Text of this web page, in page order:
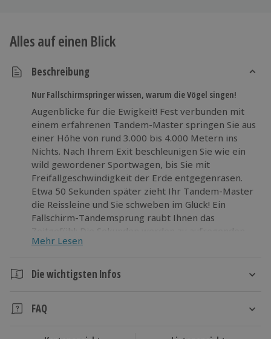
Alles auf einen Blick
Beschreibung
Nur Fallschirmspringer wissen, warum die Vögel singen!
Augenblicke für die Ewigkeit! Fest verbunden mit
einem erfahrenen Tandem-Master springen Sie aus
einer Höhe von rund 3.000 bis 4.000 Metern ins
Nichts. Nach Ihrem Exit beschleunigen Sie wie ein
wild gewordener Sportwagen, bis Sie mit
Freifallgeschwindigkeit der Erde entgegenrasen.
Etwa 50 Sekunden später zieht Ihr Tandem-Master
die Reissleine und Sie schweben im Glück! Ein
Fallschirm-Tandemsprung raubt Ihnen das
Zeitgefühl: Die Sekunden werden zu aufregenden
Stunden. Aber kein Problem – denn mit Ihrem
Zeitrechung.
Mehr Lesen
Die wichtigsten Infos
Planen Sie für Ihre Anwesenheit an der "Drop Zone"
FAQ